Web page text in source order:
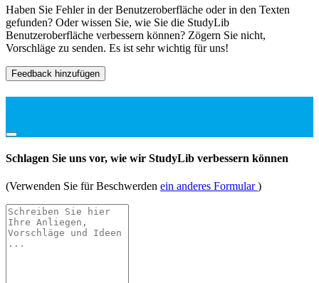
Haben Sie Fehler in der Benutzeroberfläche oder in den Texten
gefunden? Oder wissen Sie, wie Sie die StudyLib
Benutzeroberfläche verbessern können? Zögern Sie nicht,
Vorschläge zu senden. Es ist sehr wichtig für uns!
Feedback hinzufügen
Schlagen Sie uns vor, wie wir StudyLib verbessern können
(Verwenden Sie für Beschwerden ein anderes Formular)